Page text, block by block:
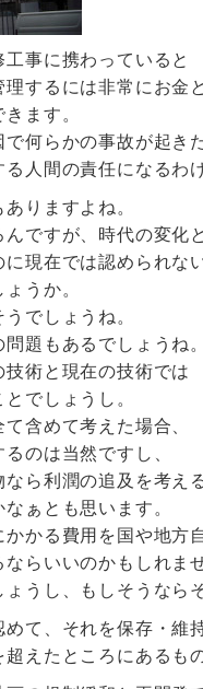
事に携わっていると
するには非常にお金
ます。
何らかの事故が起き
人間の責任になるわ
りますよね。
ですが、時代の変化
現在では認められな
うか。
でしょうね。
題もあるでしょうね。
術と現在の技術では
でしょうし。
含めて考えた場合、
のは当然ですし、
なら利潤の追及を考え
ぁとも思います。
かる費用を国や地方
らいいのかもしれま
うし、もしそうなら
て、それを保存・維
えたところにあるも